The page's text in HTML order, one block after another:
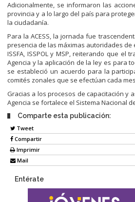
Adicionalmente, se informaron las
provincia y a lo largo del país para
la ciudadanía.
Para la ACESS, la jornada fue
presencia de las máximas autoridades de
ISSFA, ISSPOL y MSP, reiterando que el
Agencia y la aplicación de la ley es para
se estableció un acuerdo para la
comités zonales que se efectúan cada
Gracias a los procesos de capacitación y
Agencia se fortalece el Sistema Nacional
Comparte esta publicación:
Tweet
Compartir
Imprimir
Mail
Entérate